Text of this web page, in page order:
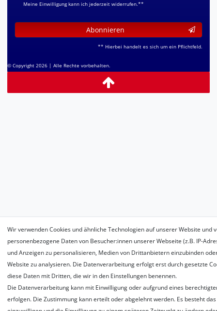
Meine Einwilligung kann ich jederzeit widerrufen.**
Abonnieren
** Hierbei handelt es sich um ein Pflichtfeld.
© Copyright 2026 | Alle Rechte vorbehalten.
Wir verwenden Cookies und ähnliche Technologien auf unserer Website und
personenbezogene Daten von Besucher:innen unserer Webseite (z.B. IP-
und Anzeigen zu personalisieren, Medien von Drittanbietern einzubinden
Website zu analysieren. Die Datenverarbeitung erfolgt erst durch gesetzte
diese Daten mit Dritten, die wir in den Einstellungen benennen.
Die Datenverarbeitung kann mit Einwilligung oder aufgrund eines
erfolgen. Die Zustimmung kann erteilt oder abgelehnt werden. Es besteht das